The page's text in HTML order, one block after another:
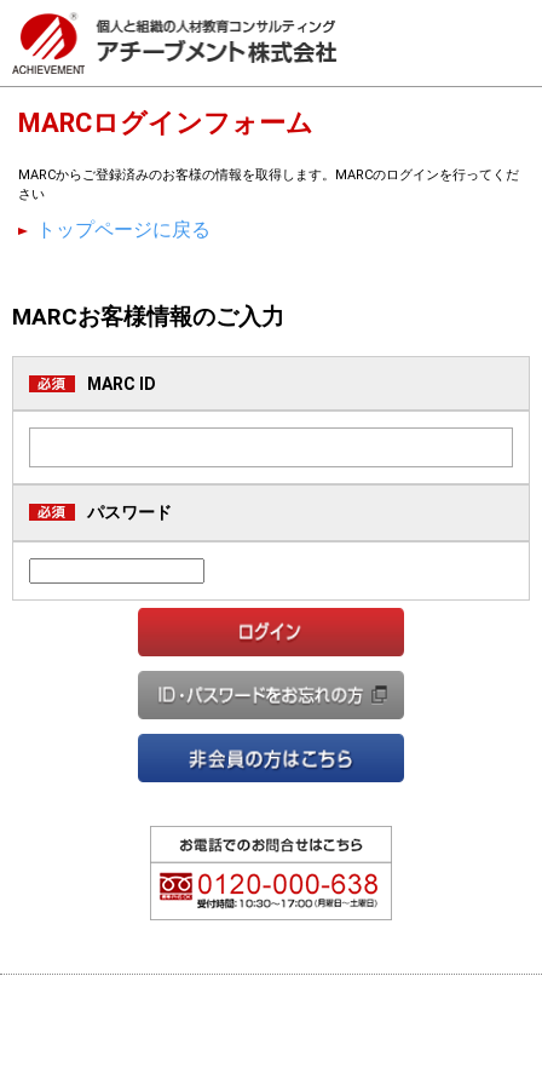
MARCログインフォーム
MARCからご登録済みのお客様の情報を取得します。MARCのログインを行ってくだ
さい
トップページに戻る
MARCお客様情報のご入力
MARC ID
パスワード